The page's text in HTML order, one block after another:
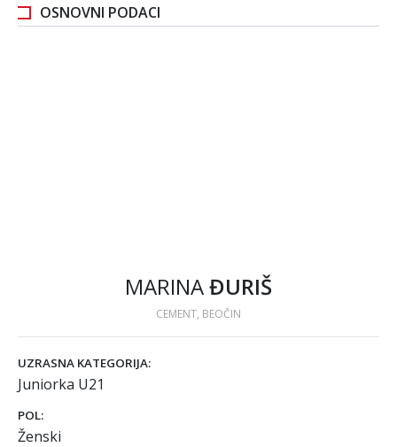
OSNOVNI PODACI
MARINAĐURIŠ
CEMENT, BEOČIN
UZRASNA KATEGORIJA:
Juniorka U21
POL:
Ženski